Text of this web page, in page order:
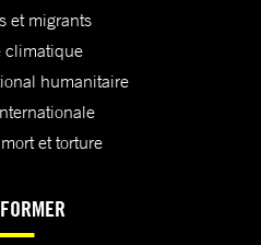
et migrants
climatique
humanitaire
et torture